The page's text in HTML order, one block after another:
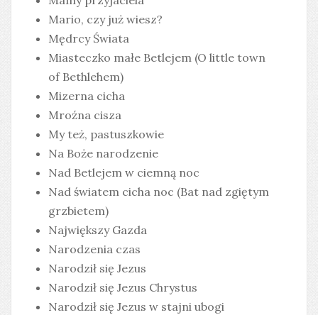
Mario, czy już wiesz?
Mędrcy Świata
Miasteczko małe Betlejem (O little town
of Bethlehem)
Mizerna cicha
Mroźna cisza
My też, pastuszkowie
Na Boże narodzenie
Nad Betlejem w ciemną noc
Nad światem cicha noc (Bat nad zgiętym
grzbietem)
Największy Gazda
Narodzenia czas
Narodził się Jezus
Narodził się Jezus Chrystus
Narodził się Jezus w stajni ubogi